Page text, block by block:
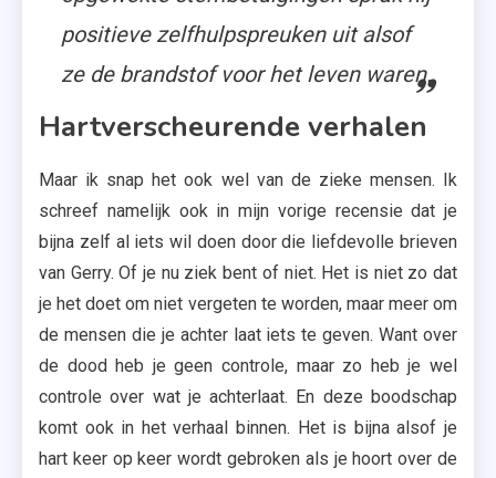
positieve zelfhulpspreuken uit alsof
ze de brandstof voor het leven waren.
Hartverscheurende verhalen
Maar ik snap het ook wel van de zieke mensen. Ik
schreef namelijk ook in mijn vorige recensie dat je
bijna zelf al iets wil doen door die liefdevolle brieven
van Gerry. Of je nu ziek bent of niet. Het is niet zo dat
je het doet om niet vergeten te worden, maar meer om
de mensen die je achter laat iets te geven. Want over
de dood heb je geen controle, maar zo heb je wel
controle over wat je achterlaat. En deze boodschap
komt ook in het verhaal binnen. Het is bijna alsof je
hart keer op keer wordt gebroken als je hoort over de